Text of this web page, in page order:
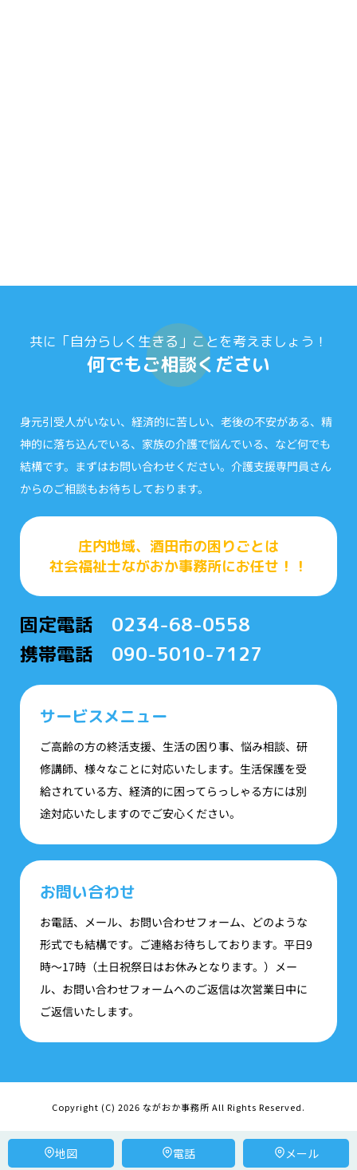
共に「自分らしく生きる」ことを考えましょう！
何でもご相談ください
身元引受人がいない、経済的に苦しい、老後の不安がある、精
神的に落ち込んでいる、家族の介護で悩んでいる、など何でも
結構です。まずはお問い合わせください。介護支援専門員さん
からのご相談もお待ちしております。
庄内地域、酒田市の困りごとは
社会福祉士ながおか事務所にお任せ！！
固定電話 0234-68-0558
携帯電話 090-5010-7127
サービスメニュー
ご高齢の方の終活支援、生活の困り事、悩み相談、研
修講師、様々なことに対応いたします。生活保護を受
給されている方、経済的に困ってらっしゃる方には別
途対応いたしますのでご安心ください。
お問い合わせ
お電話、メール、お問い合わせフォーム、どのような
形式でも結構です。ご連絡お待ちしております。平日9
時〜17時（土日祝祭日はお休みとなります。）メー
ル、お問い合わせフォームへのご返信は次営業日中に
ご返信いたします。
Copyright (C) 2026 ながおか事務所 All Rights Reserved.
地図 電話 メール